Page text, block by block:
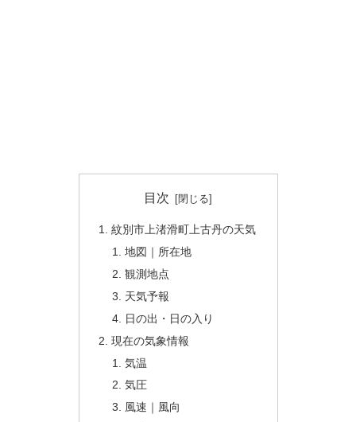
目次
紋別市上渚滑町上古丹の天気
地図｜所在地
観測地点
天気予報
日の出・日の入り
現在の気象情報
気温
気圧
風速｜風向